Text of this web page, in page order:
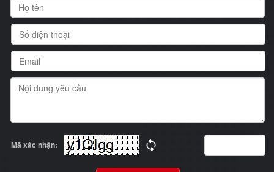
Mã xác nhận: